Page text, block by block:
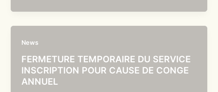
News
FERMETURE TEMPORAIRE DU SERVICE
INSCRIPTION POUR CAUSE DE CONGE
ANNUEL